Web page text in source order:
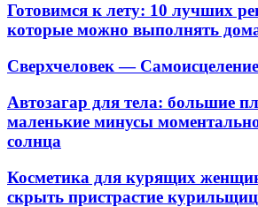
Готовимся к лету: 10 лучших
которые можно выполнять
Сверхчеловек — Самоисцеление
Автозагар для тела: большие
маленькие минусы
солнца
Косметика для курящих
скрыть пристрастие